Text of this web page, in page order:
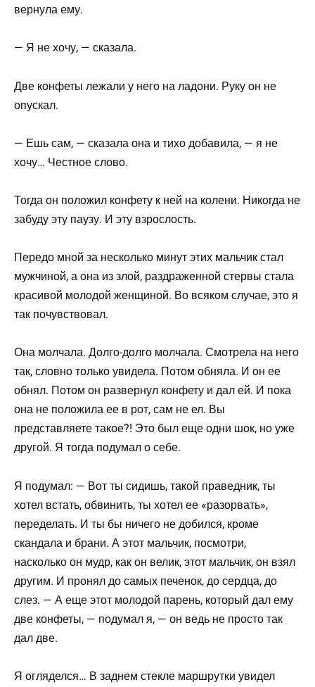
вернула ему.
— Я не хочу, — сказала.
Две конфеты лежали у него на ладони. Руку он не
опускал.
— Ешь сам, — сказала она и тихо добавила, — я не
хочу… Честное слово.
Тогда он положил конфету к ней на колени. Никогда не
забуду эту паузу. И эту взрослость.
Передо мной за несколько минут этих мальчик стал
мужчиной, а она из злой, раздраженной стервы стала
красивой молодой женщиной. Во всяком случае, это я
так почувствовал.
Она молчала. Долго-долго молчала. Смотрела на него
так, словно только увидела. Потом обняла. И он ее
обнял. Потом он развернул конфету и дал ей. И пока
она не положила ее в рот, сам не ел. Вы
представляете такое?! Это был еще одни шок, но уже
другой. Я тогда подумал о себе.
Я подумал: — Вот ты сидишь, такой праведник, ты
хотел встать, обвинить, ты хотел ее «разорвать»,
переделать. И ты бы ничего не добился, кроме
скандала и брани. А этот мальчик, посмотри,
насколько он мудр, как он велик, этот мальчик, он взял
другим. И пронял до самых печенок, до сердца, до
слез. — А еще этот молодой парень, который дал ему
две конфеты, — подумал я, — он ведь не просто так
дал две.
Я огляделся… В заднем стекле маршрутки увидел